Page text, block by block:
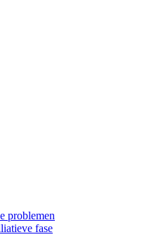
problemen
fase